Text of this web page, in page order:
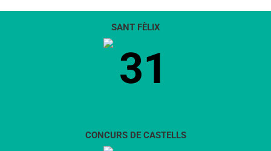
SANT FÈLIX
31
CONCURS DE CASTELLS